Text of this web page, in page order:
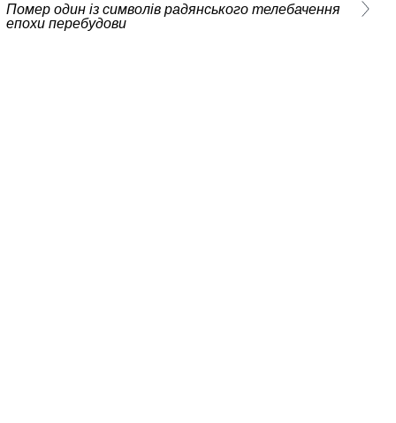
Помер один із символів радянського телебачення
епохи перебудови